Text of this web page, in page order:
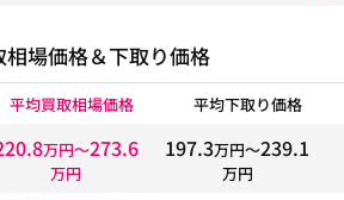
場価格＆下取り価格
平均買取相場価格 平均下取り価格
万円〜273.6
万円
197.3万円〜239.1
万円